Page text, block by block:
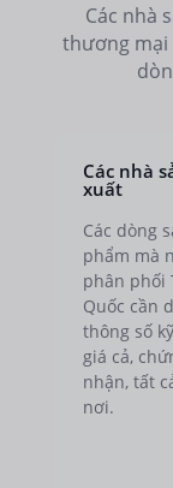
Các nhà
thương mại
Các nhà
xuất
Các dòng
phẩm mà
phân phối
Quốc cần
thông số
giá cả,
nhận, tất
nơi.